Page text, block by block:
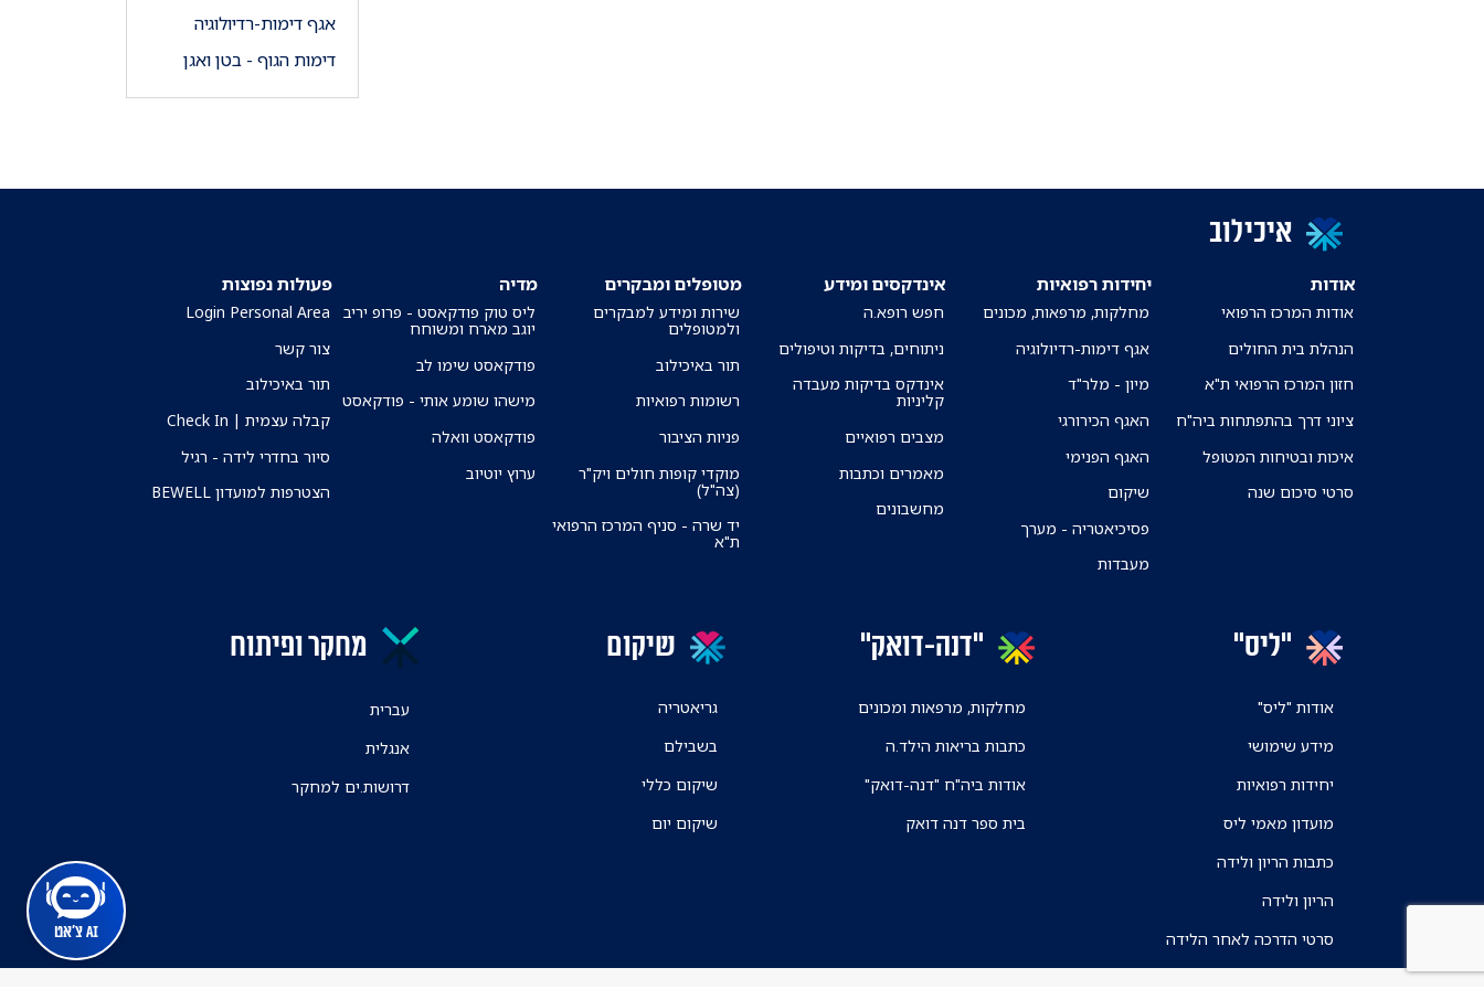
AI צ'אט
אגף דימות-רדיולוגיה
דימות הגוף - בטן ואגן
איכילוב
אודות
אודות המרכז הרפואי
הנהלת בית החולים
חזון המרכז הרפואי ת"א
ציוני דרך בהתפתחות ביה"ח
איכות ובטיחות המטופל
סרטי סיכום שנה
יחידות רפואיות
מחלקות, מרפאות, מכונים
אגף דימות-רדיולוגיה
מיון - מלר"ד
האגף הכירורגי
האגף הפנימי
שיקום
פסיכיאטריה - מערך
מעבדות
אינדקסים ומידע
חפש רופא.ה
ניתוחים, בדיקות וטיפולים
אינדקס בדיקות מעבדה
קליניות
מצבים רפואיים
מאמרים וכתבות
מחשבונים
מטופלים ומבקרים
שירות ומידע למבקרים
ולמטופלים
תור באיכילוב
רשומות רפואיות
פניות הציבור
מוקדי קופות חולים ויק"ר
(צה"ל)
יד שרה - סניף המרכז הרפואי
ת"א
מדיה
ליס טוק פודקאסט - פרופ יריב
יוגב מארח ומשוחח
פודקאסט שימו לב
מישהו שומע אותי - פודקאסט
פודקאסט וואלה
ערוץ יוטיוב
פעולות נפוצות
Login Personal Area
צור קשר
תור באיכילוב
קבלה עצמית | Check In
סיור בחדרי לידה - רגיל
הצטרפות למועדון BEWELL
"ליס"
אודות "ליס"
מידע שימושי
יחידות רפואיות
מועדון מאמי ליס
כתבות הריון ולידה
הריון ולידה
סרטי הדרכה לאחר הלידה
"דנה-דואק"
מחלקות, מרפאות ומכונים
כתבות בריאות הילד.ה
אודות ביה"ח "דנה-דואק"
בית ספר דנה דואק
שיקום
גריאטריה
בשבילם
שיקום כללי
שיקום יום
מחקר ופיתוח
עברית
אנגלית
דרושות.ים למחקר